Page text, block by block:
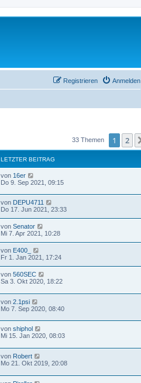
Anmelden
Registrieren
33 Themen 1 2
LETZTER BEITRAG
von 16er
Do 9. Sep 2021, 09:15
von DEPU4711
Do 17. Jun 2021, 23:33
von Senator
Mi 7. Apr 2021, 10:28
von E400_
Fr 1. Jan 2021, 17:24
von 560SEC
Sa 3. Okt 2020, 18:22
von 2.1psi
Mo 7. Sep 2020, 08:40
von shiphol
Mi 15. Jan 2020, 08:03
von Robert
Mo 21. Okt 2019, 20:08